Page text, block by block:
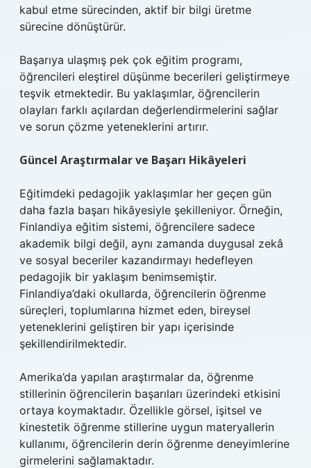
kabul etme sürecinden, aktif bir bilgi üretme
sürecine dönüştürür.
Başarıya ulaşmış pek çok eğitim programı,
öğrencileri eleştirel düşünme becerileri geliştirmeye
teşvik etmektedir. Bu yaklaşımlar, öğrencilerin
olayları farklı açılardan değerlendirmelerini sağlar
ve sorun çözme yeteneklerini artırır.
Güncel Araştırmalar ve Başarı Hikâyeleri
Eğitimdeki pedagojik yaklaşımlar her geçen gün
daha fazla başarı hikâyesiyle şekilleniyor. Örneğin,
Finlandiya eğitim sistemi, öğrencilere sadece
akademik bilgi değil, aynı zamanda duygusal zekâ
ve sosyal beceriler kazandırmayı hedefleyen
pedagojik bir yaklaşım benimsemiştir.
Finlandiya’daki okullarda, öğrencilerin öğrenme
süreçleri, toplumlarına hizmet eden, bireysel
yeteneklerini geliştiren bir yapı içerisinde
şekillendirilmektedir.
Amerika’da yapılan araştırmalar da, öğrenme
stillerinin öğrencilerin başarıları üzerindeki etkisini
ortaya koymaktadır. Özellikle görsel, işitsel ve
kinestetik öğrenme stillerine uygun materyallerin
kullanımı, öğrencilerin derin öğrenme deneyimlerine
girmelerini sağlamaktadır.